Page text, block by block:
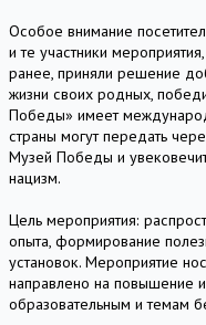
Особое внимание
и те участники
ранее, приняли решение
жизни своих родных,
Победы» имеет
страны могут передать
Музей Победы и
нацизм.
Цель мероприятия:
опыта, формирование
установок. Мероприятие
направлено на повышение
образовательным и темам